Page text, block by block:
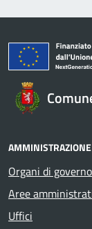
AMMINISTRAZIONE
Organi di governo
Aree
Uffici